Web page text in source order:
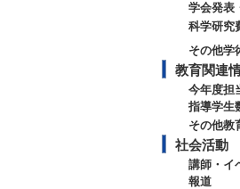
学会発表
科学研究
その他学
教育関連
今年度担
指導学生
その他教
社会活動
講師・イ
報道